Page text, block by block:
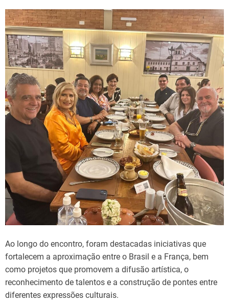
Ao longo do encontro, foram destacadas iniciativas que
fortalecem a aproximação entre o Brasil e a França, bem
como projetos que promovem a difusão artística, o
reconhecimento de talentos e a construção de pontes entre
diferentes expressões culturais.